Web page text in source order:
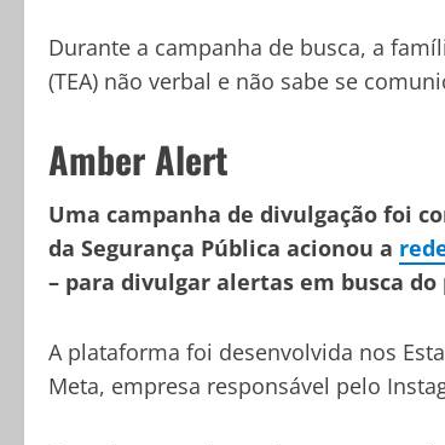
Durante a campanha de busca, a
(TEA) não verbal e não sabe se
Amber Alert
Uma campanha de divulgação foi
da Segurança Pública acionou a
– para divulgar alertas em busca
A plataforma foi desenvolvida nos
Meta, empresa responsável pelo